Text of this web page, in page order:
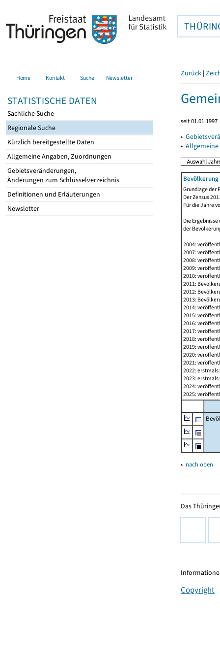
Home Kontakt Suche Newsletter
STATISTISCHE DATEN
Sachliche Suche
Regionale Suche
Kürzlich bereitgestellte Daten
Allgemeine Angaben, Zuordnungen
Gebietsveränderungen,
Änderungen zum Schlüsselverzeichnis
Definitionen und Erläuterungen
Newsletter
Zurück |
seit 01.01.1997
▸
▸
Grundlage der
Der Zensus
Für die Jahre
Die
der
2004:
2007:
2008:
2009:
2010:
2011:
2012:
2013:
2014:
2015:
2016:
2017:
2018:
2019:
2020:
2021:
2022:
2023:
2024:
2025:
▴ nach oben
Das
Copyright